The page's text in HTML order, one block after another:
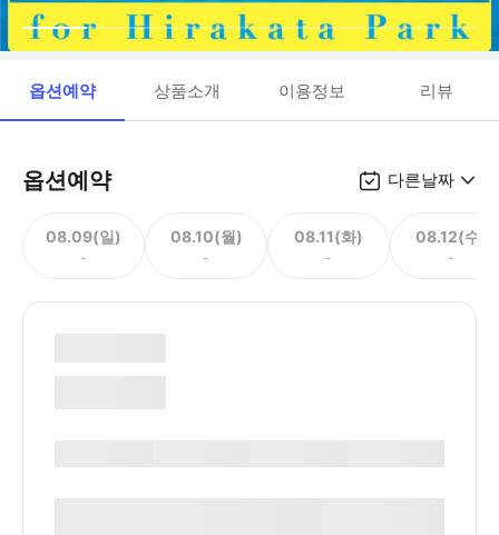
옵션예약 상품소개 이용정보 리뷰
옵션예약 다른날짜
08.09(일)
-
08.10(월)
-
08.11(화)
-
08.12(수)
-